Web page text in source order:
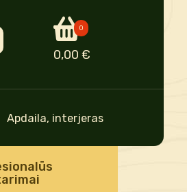
0
0,00 €
Apdaila, interjeras